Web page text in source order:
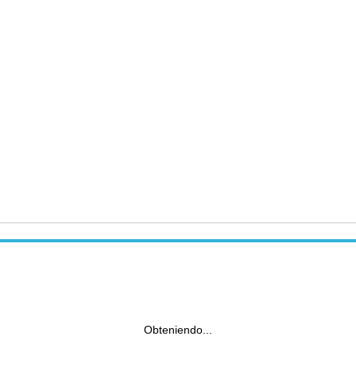
Obteniendo...